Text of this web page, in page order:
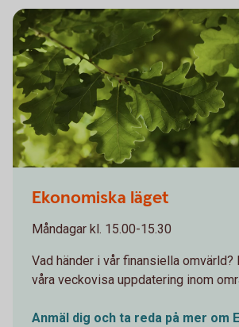
Ekonomiska läget
Måndagar kl. 15.00-15.30
Vad händer i vår finansiella omvärld?
våra veckovisa uppdatering inom
Anmäl dig och ta reda på mer om